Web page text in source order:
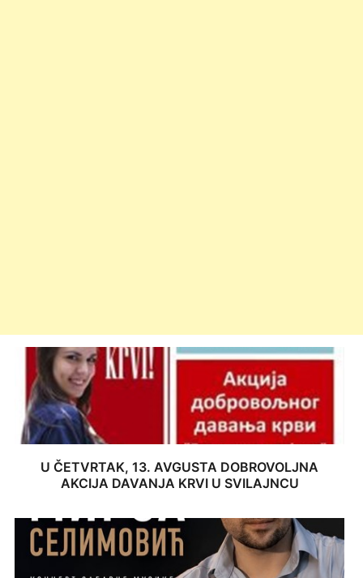
U ČETVRTAK, 13. AVGUSTA DOBROVOLJNA
AKCIJA DAVANJA KRVI U SVILAJNCU